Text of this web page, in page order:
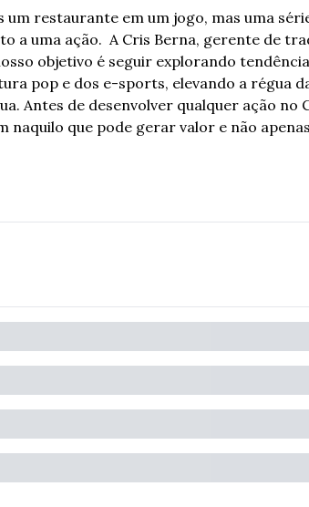
um restaurante em um jogo, mas uma
a uma ação.  A Cris Berna, gerente de
objetivo é seguir explorando
pop e dos e-sports, elevando a régua
Antes de desenvolver qualquer ação no
naquilo que pode gerar valor e não